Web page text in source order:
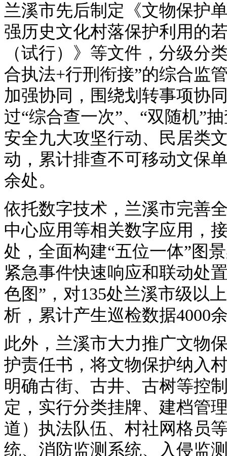
兰溪市先后制定《文物保护
强历史文化村落保护利用的
（试行）》等文件，分级分
合执法+行刑衔接”的综合监
加强协同，围绕划转事项协
过“综合查一次”、“双随机”
安全九大攻坚行动、民居类
动，累计排查不可移动文保
余处。
依托数字技术，兰溪市完善
中心应用等相关数字应用，
处，全面构建“五位一体”图
紧急事件快速响应和联动处
色图”，对135处兰溪市级以
析，累计产生巡检数据4000
此外，兰溪市大力推广文物
护责任书，将文物保护纳入
明确古街、古井、古树等控
定，实行分类挂牌、建档管
道）执法队伍、村社网格员
统、消防监测系统、入侵监